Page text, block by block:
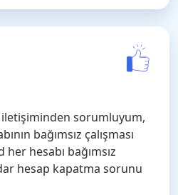
sorumluyum,
bağımsız çalışması
hesabı bağımsız
hesap kapatma sorunu